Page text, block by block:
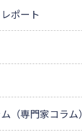
ポート
（専門家コラム）